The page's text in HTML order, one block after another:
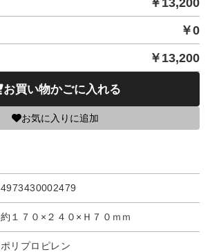
￥0
￥ 13,200
お買い物かごに入れる
お気に入りに追加
4973430002479
約１７０×２４０×Ｈ７０ｍｍ
ポリプロピレン